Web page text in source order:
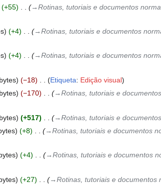
+55 →‎Rotinas, tutoriais e documentos
+4 →‎Rotinas, tutoriais e documentos
+4 →‎Rotinas, tutoriais e documentos
−18 Etiqueta: Edição visual
−170 →‎Rotinas, tutoriais e
+517
→‎Rotinas, tutoriais e
+8 →‎Rotinas, tutoriais e documentos
+4 →‎Rotinas, tutoriais e documentos
+27 →‎Rotinas, tutoriais e documentos